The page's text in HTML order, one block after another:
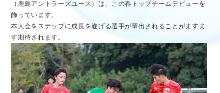
（鹿島アントラーズユース）は、この春トップチームデビューを
飾っています。
本大会をステップに成長を遂げる選手が輩出されることがますま
す期待されます。